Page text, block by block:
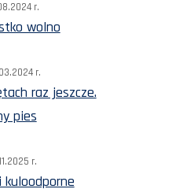
r.
wolno
r.
raz jeszcze.
pies
r.
kuloodporne